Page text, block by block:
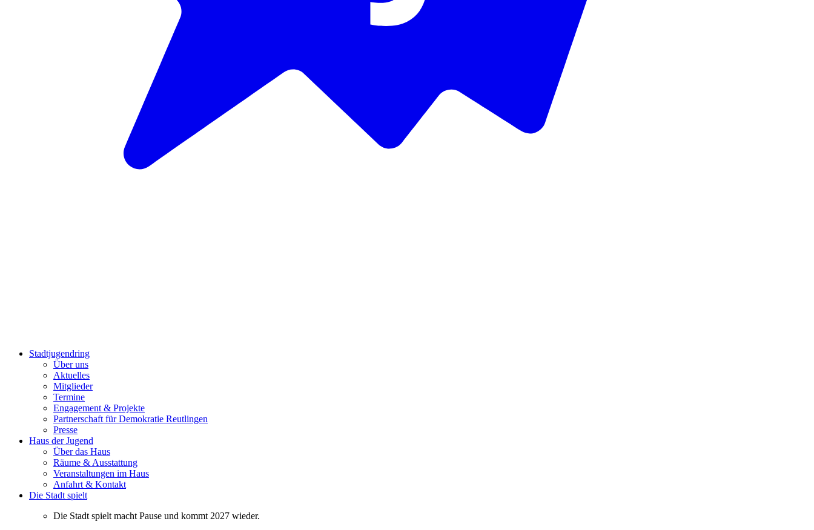
Stadtjugendring
Über uns
Aktuelles
Mitglieder
Termine
Engagement & Projekte
Partnerschaft für Demokratie Reutlingen
Presse
Haus der Jugend
Über das Haus
Räume & Ausstattung
Veranstaltungen im Haus
Anfahrt & Kontakt
Die Stadt spielt
Die Stadt spielt macht Pause und kommt 2027 wieder.